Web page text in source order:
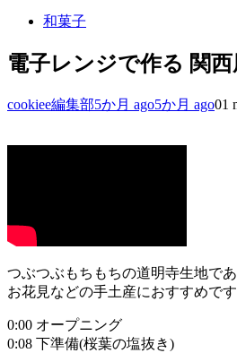
和菓子
電子レンジで作る 関
cookiee編集部5か月 ago5か月 ago01
つぶつぶもちもちの道明寺生地で
お花見などの手土産におすすめです
0:00 オープニング
0:08 下準備(桜葉の塩抜き)